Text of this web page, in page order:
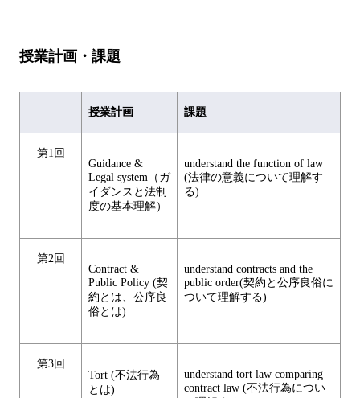
授業計画・課題
授業計画 課題
第1回
Guidance &
Legal system（ガ
イダンスと法制
度の基本理解）
understand the function of law
(法律の意義について理解す
る)
第2回
Contract &
Public Policy (契
約とは、公序良
俗とは)
understand contracts and the
public order(契約と公序良俗に
ついて理解する)
第3回
Tort (不法行為
とは)
understand tort law comparing
contract law (不法行為につい